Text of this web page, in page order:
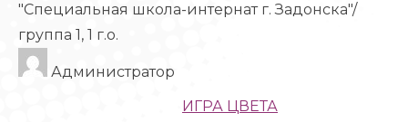
"Специальная школа-интернат г. Задонска"/
группа 1, 1 г.о.
Администратор
ИГРА ЦВЕТА